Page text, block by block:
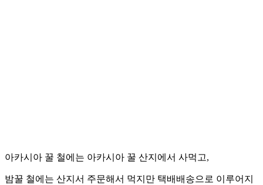
아카시아 꿀 철에는 아카시아 꿀 산지에서 사먹고,
밤꿀 철에는 산지서 주문해서 먹지만 택배배송으로 이루어지